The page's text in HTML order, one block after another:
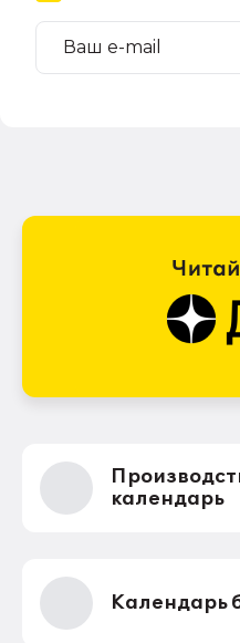
календарь
Календарь